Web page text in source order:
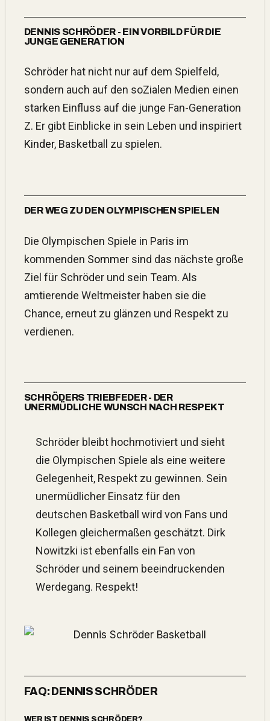
DENNIS SCHRÖDER - EIN VORBILD FÜR DIE
JUNGE GENERATION
Schröder hat nicht nur auf dem Spielfeld,
sondern auch auf den soZialen Medien einen
starken Einfluss auf die junge Fan-Generation
Z. Er gibt Einblicke in sein Leben und inspiriert
Kinder, Basketball zu spielen.
DER WEG ZU DEN OLYMPISCHEN SPIELEN
Die Olympischen Spiele in Paris im
kommenden Sommersind das nächste große
Ziel für Schröder und sein Team. Als
amtierende Weltmeister haben sie die
Chance, erneut zu glänzen und Respekt zu
verdienen.
SCHRÖDERS TRIEBFEDER - DER
UNERMÜDLICHE WUNSCH NACH RESPEKT
Schröder bleibt hochmotiviert und sieht
die Olympischen Spiele als eine weitere
Gelegenheit, Respekt zu gewinnen. Sein
unermüdlicher Einsatz für den
deutschen Basketball wird von Fans und
Kollegen gleichermaßen geschätzt. Dirk
Nowitzki ist ebenfalls ein Fan von
Schröder und seinem beeindruckenden
Werdegang. Respekt!
FAQ: DENNIS SCHRÖDER
WER IST DENNIS SCHRÖDER?